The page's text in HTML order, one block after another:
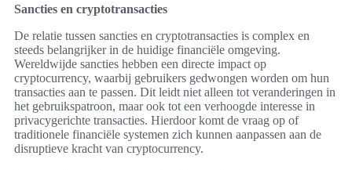
Sancties en cryptotransacties
De relatie tussen sancties en cryptotransacties is complex en
steeds belangrijker in de huidige financiële omgeving.
Wereldwijde sancties hebben een directe impact op
cryptocurrency, waarbij gebruikers gedwongen worden om hun
transacties aan te passen. Dit leidt niet alleen tot veranderingen in
het gebruikspatroon, maar ook tot een verhoogde interesse in
privacygerichte transacties. Hierdoor komt de vraag op of
traditionele financiële systemen zich kunnen aanpassen aan de
disruptieve kracht van cryptocurrency.